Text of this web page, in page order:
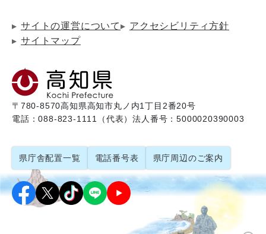
サイトの運営について
アクセシビリティ方針
サイトマップ
〒780-8570高知県高知市丸ノ内1丁目2番20号
電話：088-823-1111（代表）法人番号：5000020390003
県庁舎配置一覧 電話番号表 県庁周辺のご案内